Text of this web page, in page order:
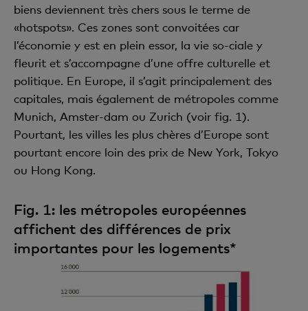
biens deviennent très chers sous le terme de
«hotspots». Ces zones sont convoitées car
l’économie y est en plein essor, la vie so-ciale y
fleurit et s’accompagne d’une offre culturelle et
politique. En Europe, il s’agit principalement des
capitales, mais également de métropoles comme
Munich, Amster-dam ou Zurich (voir fig. 1).
Pourtant, les villes les plus chères d’Europe sont
pourtant encore loin des prix de New York, Tokyo
ou Hong Kong.
Fig. 1: les métropoles européennes
affichent des différences de prix
importantes pour les logements*